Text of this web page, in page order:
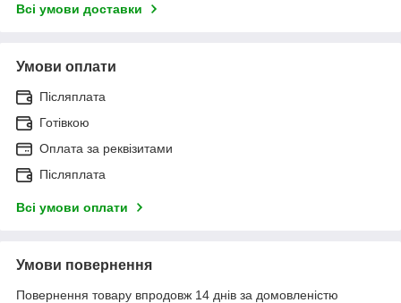
Всі умови доставки
Умови оплати
Післяплата
Готівкою
Оплата за реквізитами
Післяплата
Всі умови оплати
Умови повернення
Повернення товару впродовж 14 днів за домовленістю